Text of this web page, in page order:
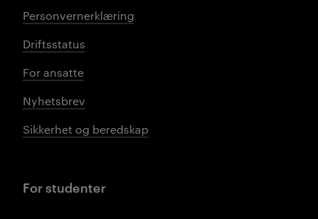
Personvernerklæring
Driftsstatus
For ansatte
Nyhetsbrev
Sikkerhet og beredskap
For studenter